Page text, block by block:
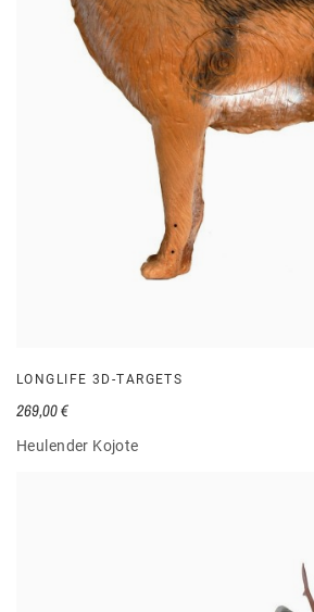
LONGLIFE 3D-TARGETS
Heulender Kojote
269,00 €